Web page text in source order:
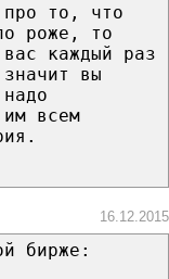
то, что
роже, то
каждый раз
вы
всем
16.12.2015
бирже: